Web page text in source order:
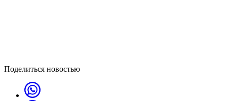
Поделиться новостью